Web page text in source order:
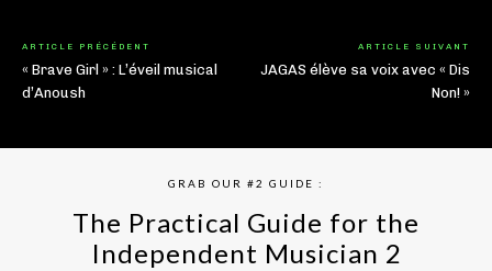
ARTICLE PRÉCÉDENT
« Brave Girl » : L’éveil musical
d’Anoush
ARTICLE SUIVANT
JAGAS élève sa voix avec « Dis
Non! »
GRAB OUR #2 GUIDE :
The Practical Guide for the
Independent Musician 2